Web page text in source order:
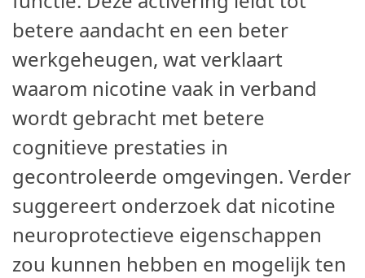
betere aandacht en een beter
werkgeheugen, wat verklaart
waarom nicotine vaak in verband
wordt gebracht met betere
cognitieve prestaties in
gecontroleerde omgevingen. Verder
suggereert onderzoek dat nicotine
neuroprotectieve eigenschappen
zou kunnen hebben en mogelijk ten